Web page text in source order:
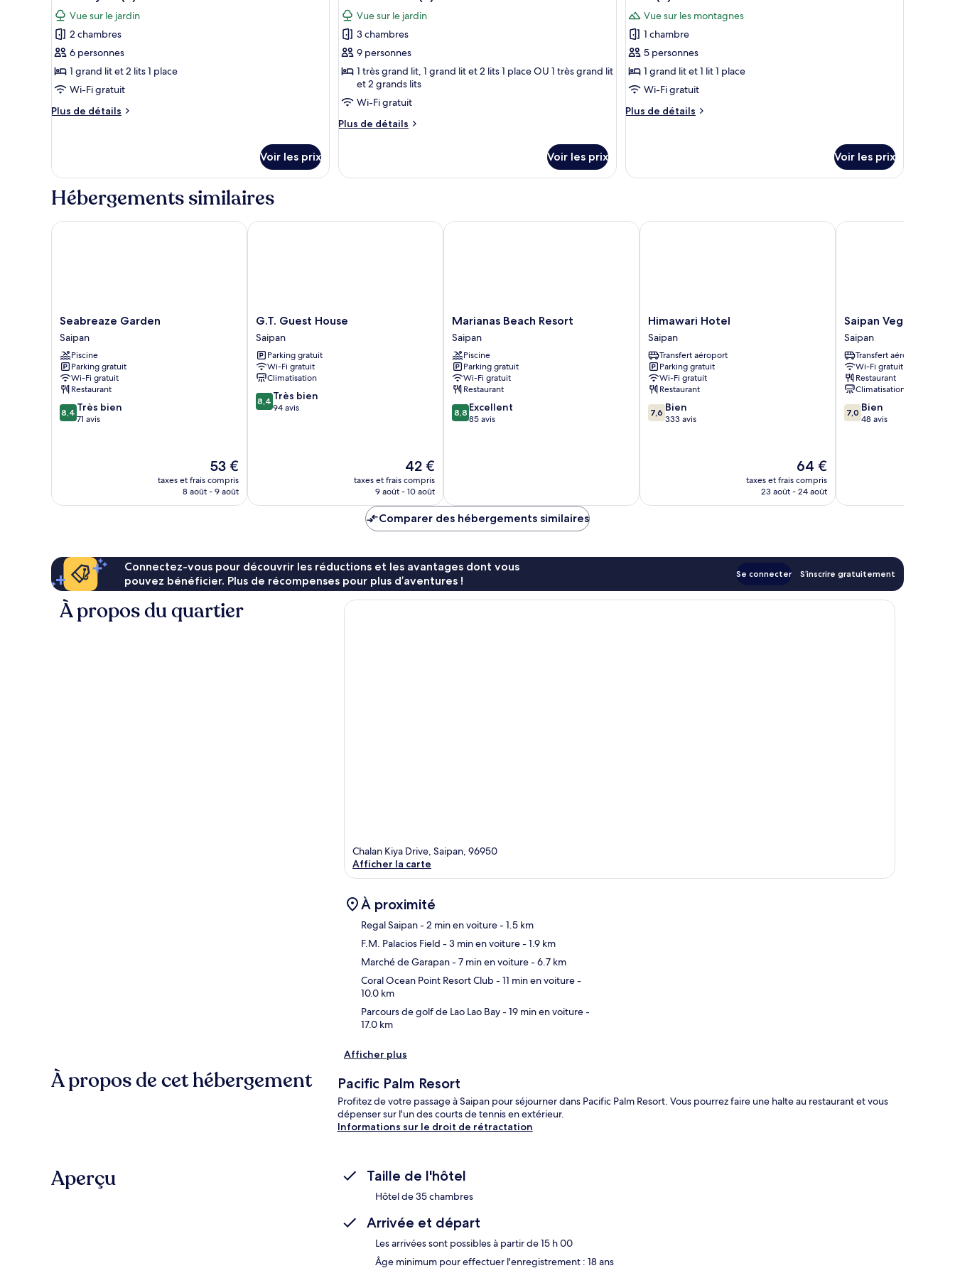
Royale,
2
chambres
chambre
Suite
Premium,
chambres
toutes
les
photos
pour
ce
type
chambre :
(B)
Vue sur le jardin
2 chambres
6 personnes
1 grand lit et 2 lits 1 place
Wi-Fi gratuit
Plus de détails
Plus
type
chambre
Royale
Voir les prix
toutes
les
photos
pour
ce
type
de
chambre :
(B)
Vue sur le jardin
3 chambres
9 personnes
1 très grand lit, 1 grand lit et 2 lits 1 place OU 1 très grand lit
et 2 grands lits
Wi-Fi gratuit
Plus de détails
Plus
le
Suite
Voir les prix
toutes
les
photos
pour
ce
type
chambre :
Vue sur les montagnes
1 chambre
5 personnes
1 grand lit et 1 lit 1 place
Wi-Fi gratuit
Plus de détails
Plus
type
(C)
Voir les prix
Hébergements similaires
Seabreaze
Garden
Saipan
Seabreaze Garden
Saipan
Piscine
Parking gratuit
Wi-Fi gratuit
Restaurant
8.4
sur
8,4 Très bien
71 avis
Le
nouveau
prix
53 €
taxes et frais compris
8 août - 9 août
Seabreaze Garden
G.T.
Guest
House
Saipan
G.T. Guest House
Saipan
Parking gratuit
Wi-Fi gratuit
Climatisation
8.4
sur
8,4 Très bien
94 avis
Le
nouveau
prix
de
42 €
42 €
taxes et frais compris
9 août - 10 août
G.T. Guest House
Marianas
Beach
Resort
Saipan
Marianas Beach Resort
Saipan
Piscine
Parking gratuit
Wi-Fi gratuit
Restaurant
8.8
sur
8,8 Excellent
85 avis
Marianas Beach Resort
Himawari
Hotel
Saipan
Himawari Hotel
Saipan
Transfert aéroport
Parking gratuit
Wi-Fi gratuit
Restaurant
7.6
sur
7,6 Bien
333 avis
Le
nouveau
prix
64 €
taxes et frais compris
23 août - 24 août
Himawari Hotel
Saipan
Vegas
Resort
Saipan
Saipan Vegas Resort
Saipan
Transfert aéroport
Wi-Fi gratuit
Restaurant
Climatisation
7.0
sur
7,0 Bien
48 avis
Saipan Vegas Resort
Comparer des hébergements similaires
Connectez-vous pour découvrir les réductions et les avantages dont vous
pouvez bénéficier. Plus de récompenses pour plus d’aventures !
Se connecter S’inscrire gratuitement
À propos du quartier
Chalan Kiya Drive, Saipan, 96950
Afficher la carte
À proximité
Regal Saipan- 2 min en voiture- 1.5 km
F.M. Palacios Field - 3 min en voiture- 1.9 km
Marché de Garapan- 7 min en voiture- 6.7 km
Coral Ocean Point Resort Club- 11 min en voiture-
10.0 km
Parcours de golf de Lao Lao Bay- 19 min en voiture-
17.0 km
Afficher plus
À propos de cet hébergement Pacific Palm Resort
Profitez de votre passage à Saipan pour séjourner dans Pacific Palm Resort. Vous pourrez faire une halte au restaurant et vous
dépenser sur l'un des courts de tennis en extérieur.
Informations sur le droit de rétractation
Aperçu Taille de l'hôtel
Hôtel de 35 chambres
Arrivée et départ
Les arrivées sont possibles à partir de 15 h 00
Âge minimum pour effectuer l'enregistrement : 18 ans